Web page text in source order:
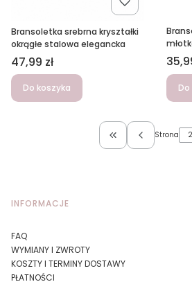
Bransoletka srebrna kryształki
okrągłe stalowa elegancka
Cena
47,99 zł
Do koszyka
złota
Wróć do pierwszej
Strona
Linki w stopce
INFORMACJE
FAQ
WYMIANY I ZWROTY
KOSZTY I TERMINY DOSTAWY
PŁATNOŚCI